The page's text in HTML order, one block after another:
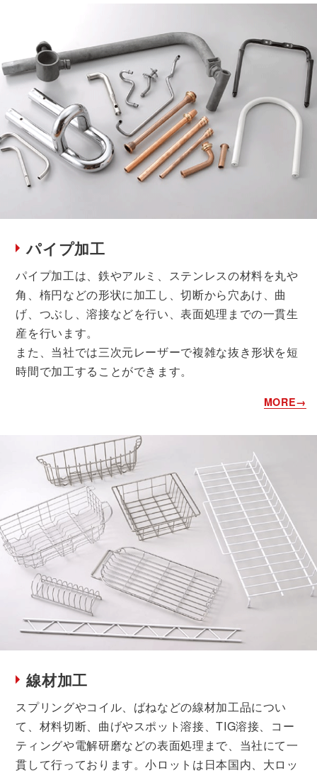
パイプ加工
パイプ加工は、鉄やアルミ、ステンレスの材料を丸や
角、楕円などの形状に加工し、切断から穴あけ、曲
げ、つぶし、溶接などを行い、表面処理までの一貫生
産を行います。
また、当社では三次元レーザーで複雑な抜き形状を短
時間で加工することができます。
線材加工
スプリングやコイル、ばねなどの線材加工品につい
て、材料切断、曲げやスポット溶接、TIG溶接、コー
ティングや電解研磨などの表面処理まで、当社にて一
貫して行っております。小ロットは日本国内、大ロッ